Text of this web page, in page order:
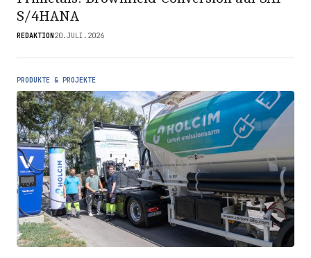
S/4HANA
REDAKTION20.JULI.2026
PRODUKTE & PROJEKTE